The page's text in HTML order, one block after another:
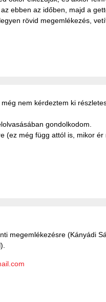
ebben az időben, majd a
rövid megemlékezés,
nem kérdeztem ki
gondolkodom.
még függ attól is, mikor ér
megemlékezésre (Kányádi